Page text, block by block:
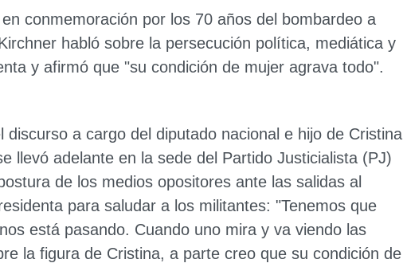
conmemoración por los 70 años del bombardeo a
habló sobre la persecución política, mediática y
y afirmó que "su condición de mujer agrava todo".
discurso a cargo del diputado nacional e hijo de Cristina
llevó adelante en la sede del Partido Justicialista (PJ)
de los medios opositores ante las salidas al
para saludar a los militantes: "Tenemos que
está pasando. Cuando uno mira y va viendo las
la figura de Cristina, a parte creo que su condición de